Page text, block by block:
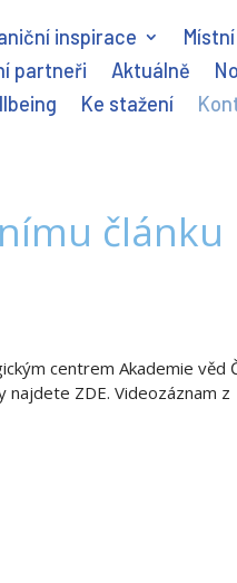
inspirace
partneři Aktuálně
Ke stažení
článku
centrem Akademie věd
ZDE. Videozáznam z